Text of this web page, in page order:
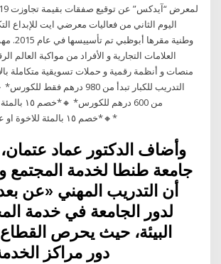
اليوم الثاني من فعاليات معرضي ايت للإبداع
وطنية
العلامات التجارية و الأفراد من مواكبة العالم
منصات و أنظمة رقمية و حملات تسويقية متكاملة
التدريب للكبار تبدأ من 980 درهم
من 600
🔸*خصم ١٥ بالمئة للاخوة او عند التسجيل بدورتين*
وأضاف الدكتور عماد
جامعة طنطا لخدمة المجتمع
أن التدريب المهني «عن
لدور الجامعة في خدمة
البيئة، حيث يحرص
دور مراكز